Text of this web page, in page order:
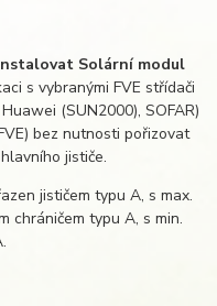
Solární modul
s vybranými FVE střídači
(SUN2000), SOFAR)
bez nutnosti pořizovat
jističe.
jističem typu A, s max.
chráničem typu A, s min.